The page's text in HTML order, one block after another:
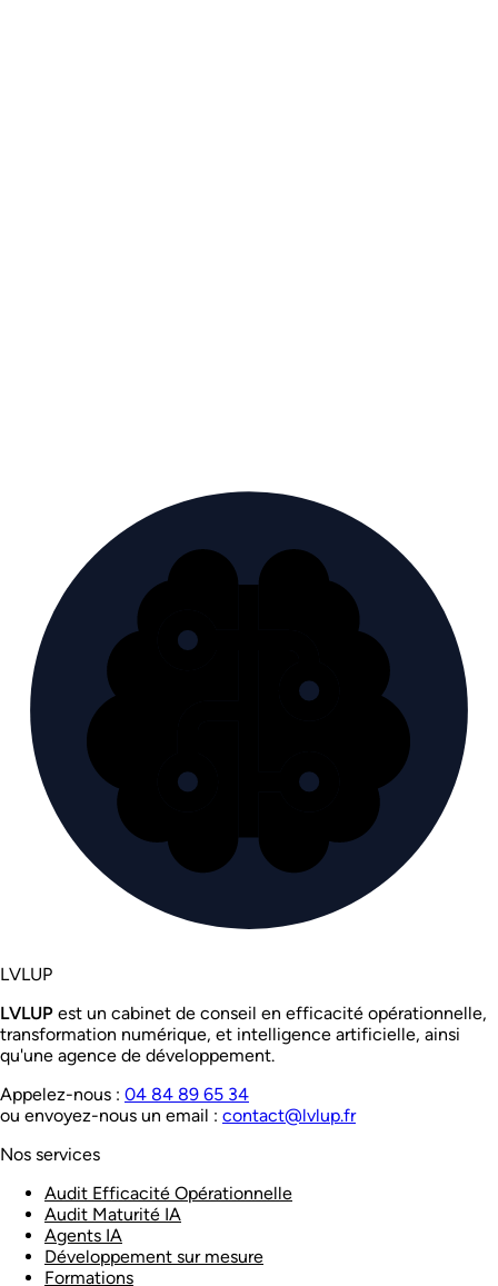
LVLUP
LVLUP est un cabinet de conseil en efficacité opérationnelle,
transformation numérique, et intelligence artificielle, ainsi
qu'une agence de développement.
Appelez-nous : 04 84 89 65 34
ou envoyez-nous un email : contact@lvlup.fr
Nos services
Audit Efficacité Opérationnelle
Audit Maturité IA
Agents IA
Développement sur mesure
Formations